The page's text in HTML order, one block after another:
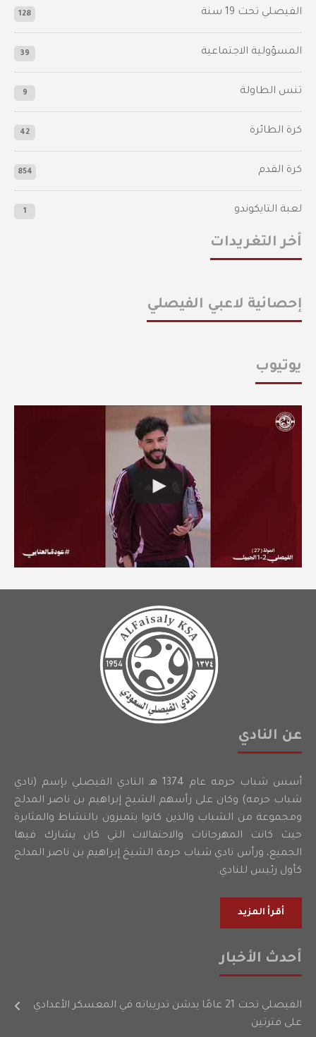
الفيصلي‬⁩ تحت 19 سنة 128
المسؤولية الاجتماعية 39
تنس الطاولة 9
كرة الطائرة 42
كرة القدم 854
لعبة التايكوندو 1
أخر التغريدات
إحصائية لاعبي الفيصلي
يوتيوب
عن النادي
أسس شباب حرمه عام 1374 هـ النادي الفيصلي بإسم (نادي
شباب حرمه) وكان على رأسهم الشيخ إبراهيم بن ناصر المدلج
ومجموعة من الشباب والذين كانوا يتميزون بالنشاط والمثابرة
حيث كانت المهرجانات والاحتفالات التي كان يشارك فيها
الجميع، ورأس نادي شباب حرمة الشيخ إبراهيم بن ناصر المدلج
كأول رئيس للنادي.
أقرأ المزيد
أحدث الأخبار
الفيصلي تحت 21 عامًا يدشن تدريباته في المعسكر الأعدادي
على فترتين